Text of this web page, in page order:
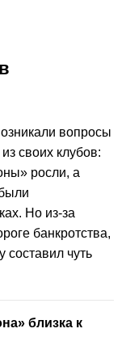
вопросы
своих клубов:
росли, а
Но из-за
банкротства,
чуть
близка к